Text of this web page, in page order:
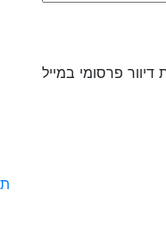
פרסומי במייל